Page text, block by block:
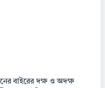
বাইরের দক্ষ ও অদক্ষ